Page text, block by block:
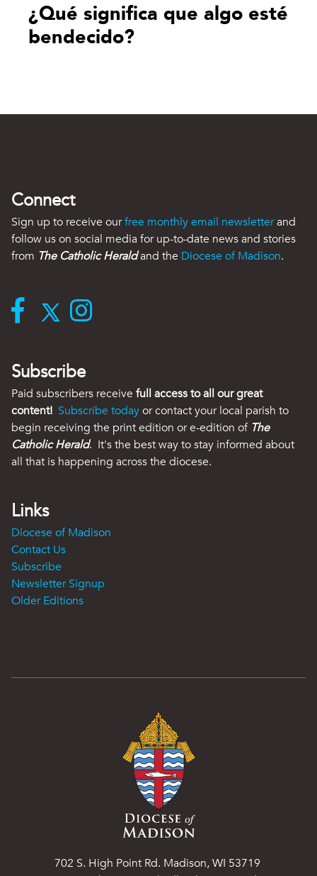
¿Qué significa que algo esté
bendecido?
Connect
Sign up to receive ourfree monthly email newsletterand
follow us on social media for up-to-date news and stories
from The Catholic Heraldand the Diocese of Madison.
Subscribe
Paid subscribers receive full access to all our great
content! Subscribe todayor contact your local parish to
begin receiving the print edition or e-edition of The
Catholic Herald. It's the best way to stay informed about
all that is happening across the diocese.
Links
Diocese of Madison
Contact Us
Subscribe
Newsletter Signup
Older Editions
702 S. High Point Rd. Madison, WI 53719